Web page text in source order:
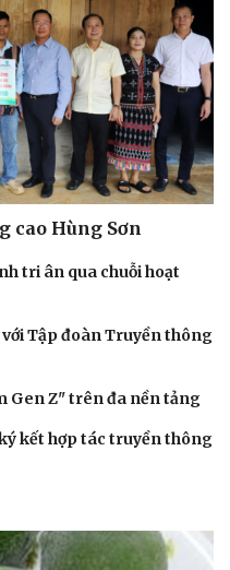
cao Hùng Sơn
tri ân qua chuỗi hoạt
Tập đoàn Truyền thông
Gen Z" trên đa nền tảng
kết hợp tác truyền thông